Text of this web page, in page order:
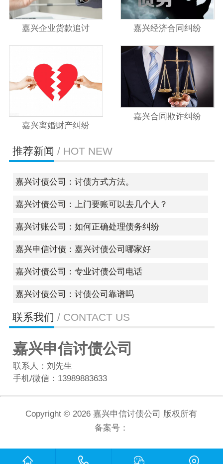
嘉兴企业货款追讨 嘉兴经济合同纠纷
嘉兴离婚财产纠纷
嘉兴合同欺诈纠纷
推荐新闻 / HOT NEW
嘉兴讨债公司：讨债方式方法。
嘉兴讨债公司：上门要账可以去几个人？
嘉兴讨账公司：如何正确处理债务纠纷
嘉兴申信讨债：嘉兴讨债公司哪家好
嘉兴讨债公司：专业讨债公司电话
嘉兴讨债公司：讨债公司靠谱吗
联系我们 / CONTACT US
嘉兴申信讨债公司
联系人：刘先生
手机/微信：13989883633
Copyright © 2026 嘉兴申信讨债公司 版权所有
备案号：